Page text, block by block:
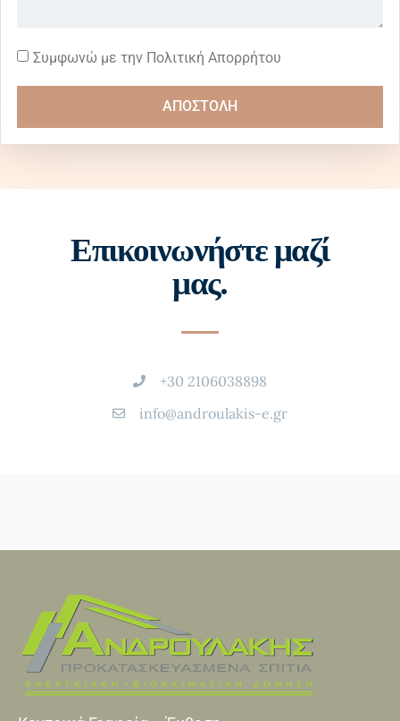
Συμφωνώ με την Πολιτική Απορρήτου
ΑΠΟΣΤΟΛΗ
Επικοινωνήστε μαζί
μας.
+30 2106038898
info@androulakis-e.gr